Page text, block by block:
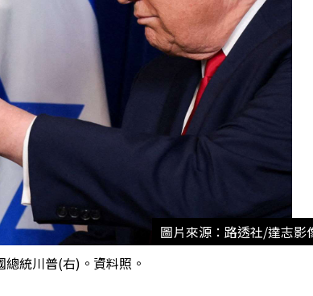
圖片來源：路透社/達志影
統川普(右)。資料照。